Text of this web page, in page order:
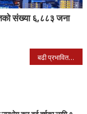
संख्या ६,८८३ जना
बढी प्रभावित क्षेत्रलाई प्राथमिकता दिई राहत वितरण गर्न गृहमन्त्रीको निर्देशन